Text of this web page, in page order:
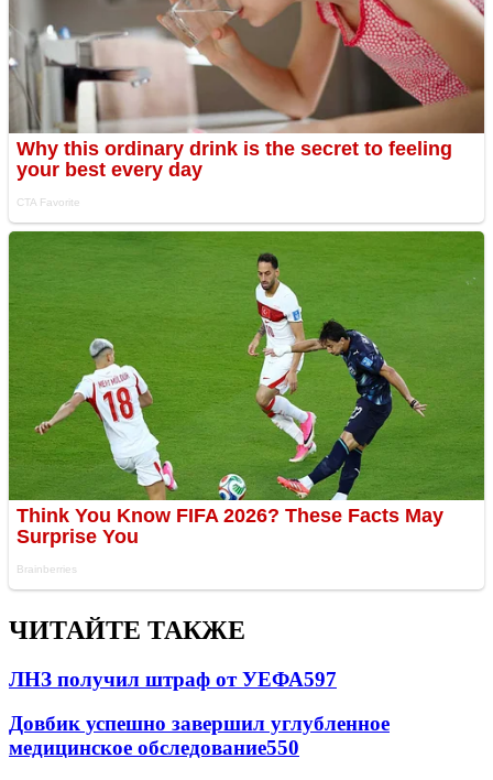
ЧИТАЙТЕ ТАКЖЕ
ЛНЗ получил штраф от УЕФА597
Довбик успешно завершил углубленное
медицинское обследование550